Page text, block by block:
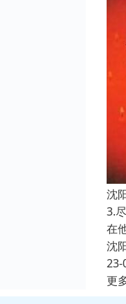
沈
3.
在
沈
23-
更